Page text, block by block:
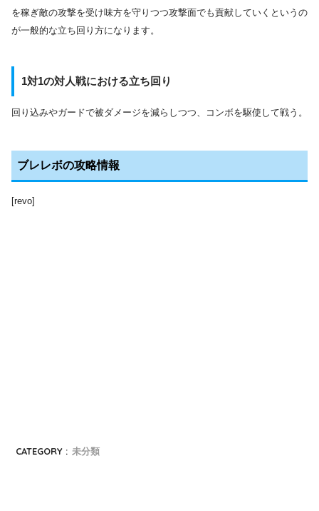
を稼ぎ敵の攻撃を受け味方を守りつつ攻撃面でも貢献していくというの
が一般的な立ち回り方になります。
1対1の対人戦における立ち回り
回り込みやガードで被ダメージを減らしつつ、コンボを駆使して戦う。
ブレレボの攻略情報
[revo]
CATEGORY : 未分類